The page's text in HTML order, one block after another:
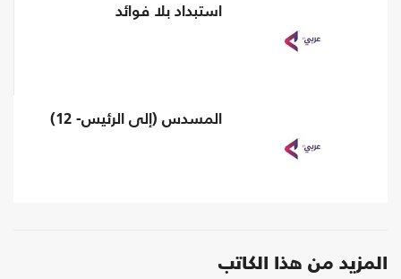
استبداد بلا فوائد
المسدس (إلى الرئيس- 12)
المزيد من هذا الكاتب